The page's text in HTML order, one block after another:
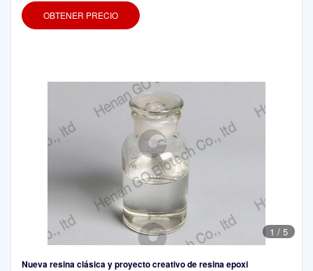
OBTENER PRECIO
1 / 5
Nueva resina clásica y proyecto creativo de resina epoxi